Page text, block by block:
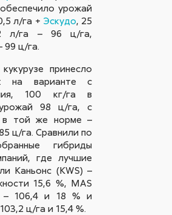
урожай
л/га + Эскудо, 25
л/га – 96 ц/га,
99 ц/га.
принесло
на варианте с
100 кг/га в
98 ц/га, с
в той же норме –
ц/га. Сравнили по
гибриды
где лучшие
Каньонс (КWS) –
15,6 %, MAS
– 106,4 и 18 % и
ц/га и 15,4 %.